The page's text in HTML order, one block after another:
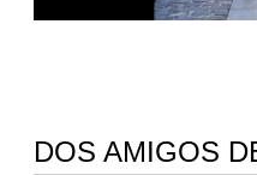
DOS AMIGOS